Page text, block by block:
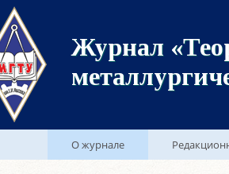
Журнал
О журнале